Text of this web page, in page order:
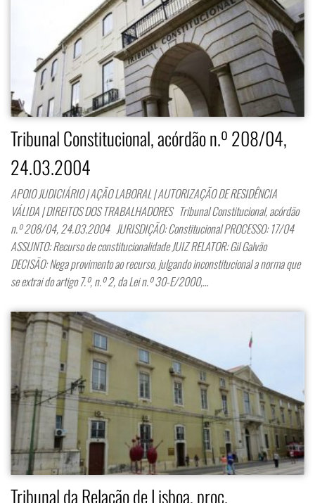
Tribunal Constitucional, acórdão n.º 208/04,
24.03.2004
APOIO JUDICIÁRIO | AÇÃO LABORAL | AUTORIZAÇÃO DE RESIDÊNCIA
VÁLIDA | DIREITOS DOS TRABALHADORES Tribunal Constitucional, acórdão
n.º 208/04, 24.03.2004 JURISDIÇÃO: Constitucional PROCESSO: 17/04
ASSUNTO: Recurso de constitucionalidade JUIZ RELATOR: Gil Galvão
DECISÃO: Nega provimento ao recurso, julgando inconstitucional a norma que
se extrai do artigo 7.º, n.º 2, da Lei n.º 30-E/2000,…
Tribunal da Relação de Lisboa, proc.